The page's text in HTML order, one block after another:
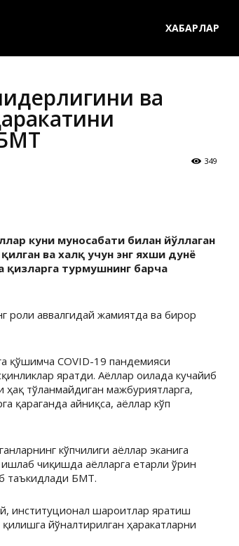
ХАБАРЛАР
ва
349
куни муносабати билан йўллаган
ва халқ учун энг яхши дунё
қизларга турмушнинг барча
роли аввалгидай жамиятда ва бирор
қўшимча COVID-19 пандемияси
яратди. Аёллар оилада кучайиб
тўланмайдиган мажбуриятларга,
қараганда айниқса, аёллар кўп
кўпчилиги аёллар эканига
чиқишда аёлларга етарли ўрин
таъкидлади БМТ.
институционал шароитлар яратиш
йўналтирилган ҳаракатларни